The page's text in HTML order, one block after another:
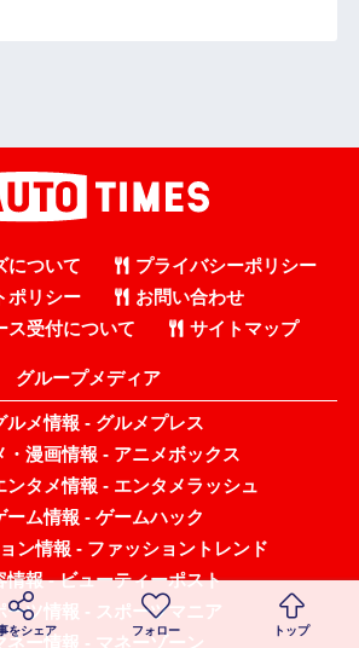
について
プライバシーポリシー
ポリシー
お問い合わせ
ス受付について
サイトマップ
グループメディア
ルメ情報 - グルメプレス
・漫画情報 - アニメボックス
ンタメ情報 - エンタメラッシュ
ーム情報 - ゲームハック
ン情報 - ファッショントレンド
情報 - ビューティーポスト
ーツ情報 - スポーツマニア
ネー情報 - マネーゾーン
をシェア フォロー トップ